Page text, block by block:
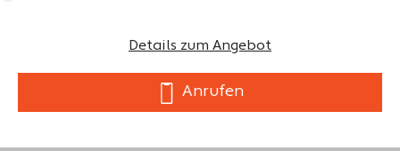
Details zum Angebot
Anrufen